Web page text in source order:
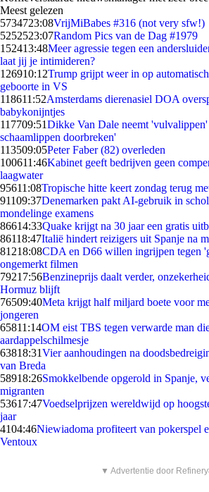
Meest gelezen
5734723:08VrijMiBabes #316 (not very sfw!)
5252523:07Random Pics van de Dag #1979
152413:48Meer agressie tegen een
laat jij je intimideren?
126910:12Trump grijpt weer in op
geboorte in VS
118611:52Amsterdams dierenasiel DOA
babykonijntjes
117709:51Dikke Van Dale neemt
schaamlippen doorbreken'
113509:05Peter Faber (82) overleden
100611:46Kabinet geeft bedrijven geen
laagwater
95611:08Tropische hitte keert zondag terug
91109:37Denemarken pakt AI-gebruik in
mondelinge examens
86614:33Quake krijgt na 30 jaar een gratis
86118:47Italië hindert reizigers uit Spanje na
81218:08CDA en D66 willen ingrijpen tegen
ongemerkt filmen
79217:56Benzineprijs daalt verder,
Hormuz blijft
76509:40Meta krijgt half miljard boete voor
jongeren
65811:14OM eist TBS tegen verwarde man
aardappelschilmesje
63818:31Vier aanhoudingen na
van Breda
58918:26Smokkelbende opgerold in Spanje,
migranten
53617:47Voedselprijzen wereldwijd op
jaar
4104:46Niewiadoma profiteert van pokerspel
Ventoux
▼ Advertentie door